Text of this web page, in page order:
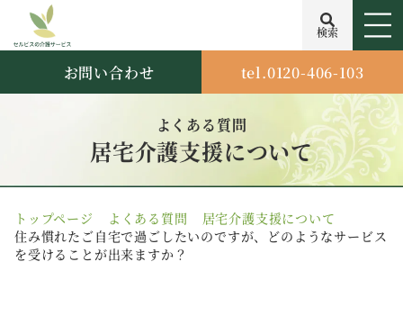
検索
お問い合わせ tel.0120-406-103
よくある質問
居宅介護支援について
トップページ よくある質問
居宅介護支援について
住み慣れたご自宅で過ごしたいのですが、どのようなサービス
を受けることが出来ますか？